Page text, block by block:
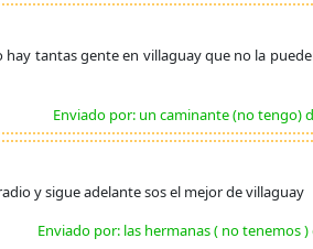
tantas gente en villaguay que no la
Enviado por: un caminante (no tengo)
y sigue adelante sos el mejor de villaguay
Enviado por: las hermanas ( no tenemos